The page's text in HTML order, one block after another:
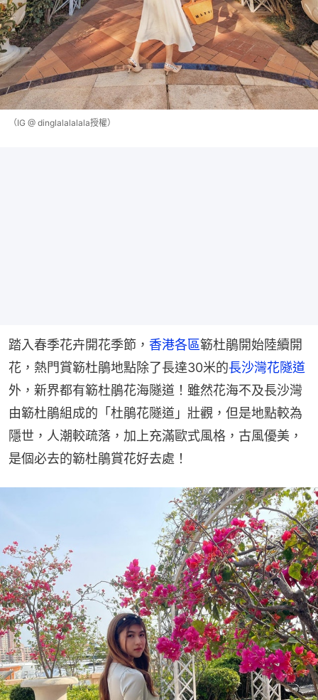
（IG @ dinglalalalala授權）
踏入春季花卉開花季節， 香港各區簕杜鵑開始陸續開
花，熱門賞簕杜鵑地點除了長達30米的長沙灣花隧道
外，新界都有簕杜鵑花海隧道！雖然花海不及長沙灣
由簕杜鵑組成的「杜鵑花隧道」壯觀，但是地點較為
隱世，人潮較疏落，加上充滿歐式風格，古風優美，
是個必去的簕杜鵑賞花好去處！